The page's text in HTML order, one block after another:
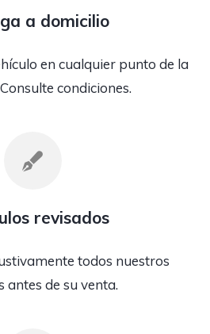
a domicilio
en cualquier punto de la
condiciones.
revisados
todos nuestros
antes de su venta.